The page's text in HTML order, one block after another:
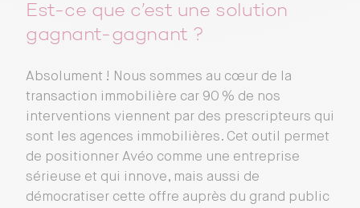
Est-ce que c’est une solution
gagnant-gagnant ?
Absolument ! Nous sommes au cœur de la
transaction immobilière car 90 % de nos
interventions viennent par des prescripteurs qui
sont les agences immobilières. Cet outil permet
de positionner Avéo comme une entreprise
sérieuse et qui innove, mais aussi de
démocratiser cette offre auprès du grand public